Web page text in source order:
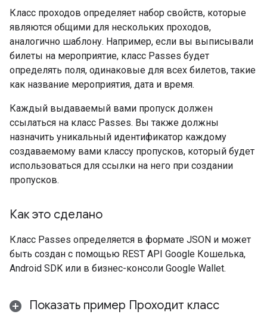
Класс проходов определяет набор свойств, которые
являются общими для нескольких проходов,
аналогично шаблону. Например, если вы выписывали
билеты на мероприятие, класс Passes будет
определять поля, одинаковые для всех билетов, такие
как название мероприятия, дата и время.
Каждый выдаваемый вами пропуск должен
ссылаться на класс Passes. Вы также должны
назначить уникальный идентификатор каждому
создаваемому вами классу пропусков, который будет
использоваться для ссылки на него при создании
пропусков.
Как это сделано
Класс Passes определяется в формате JSON и может
быть создан с помощью REST API Google Кошелька,
Android SDK или в бизнес-консоли Google Wallet.
Показать пример Проходит класс